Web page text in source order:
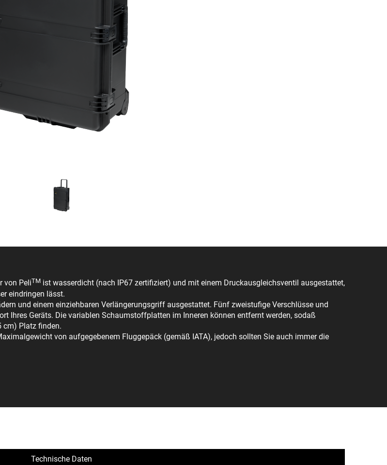
von PeliTM ist wasserdicht (nach IP67 zertifiziert) und mit einem Druckausgleichsventil ausgestattet,
eindringen lässt.
und einem einziehbaren Verlängerungsgriff ausgestattet. Fünf zweistufige Verschlüsse und
Ihres Geräts. Die variablen Schaumstoffplatten im Inneren können entfernt werden, sodaß
cm) Platz finden.
von aufgegebenem Fluggepäck (gemäß IATA), jedoch sollten Sie auch immer die
Technische Daten